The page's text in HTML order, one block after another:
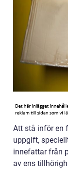
Att stå inför en
uppgift,
innefattar från
av ens